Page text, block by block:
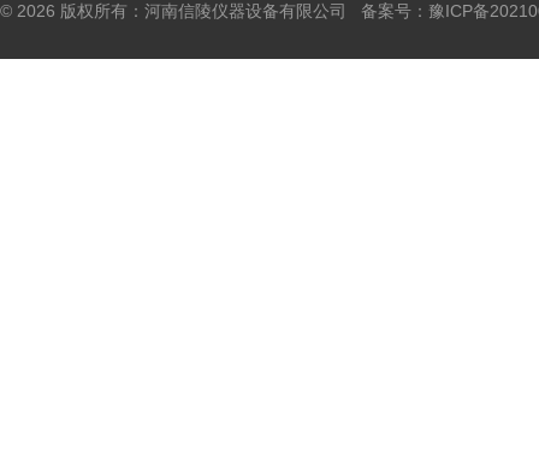
© 2026 版权所有：河南信陵仪器设备有限公司 备案号： 豫ICP备